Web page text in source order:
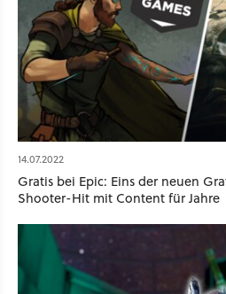
14.07.2022
Gratis bei Epic: Eins der neuen
Shooter-Hit mit Content für Jahre